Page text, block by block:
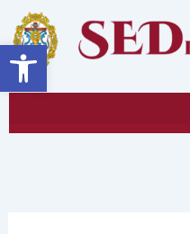
Abrir barra de herramientas
contenido